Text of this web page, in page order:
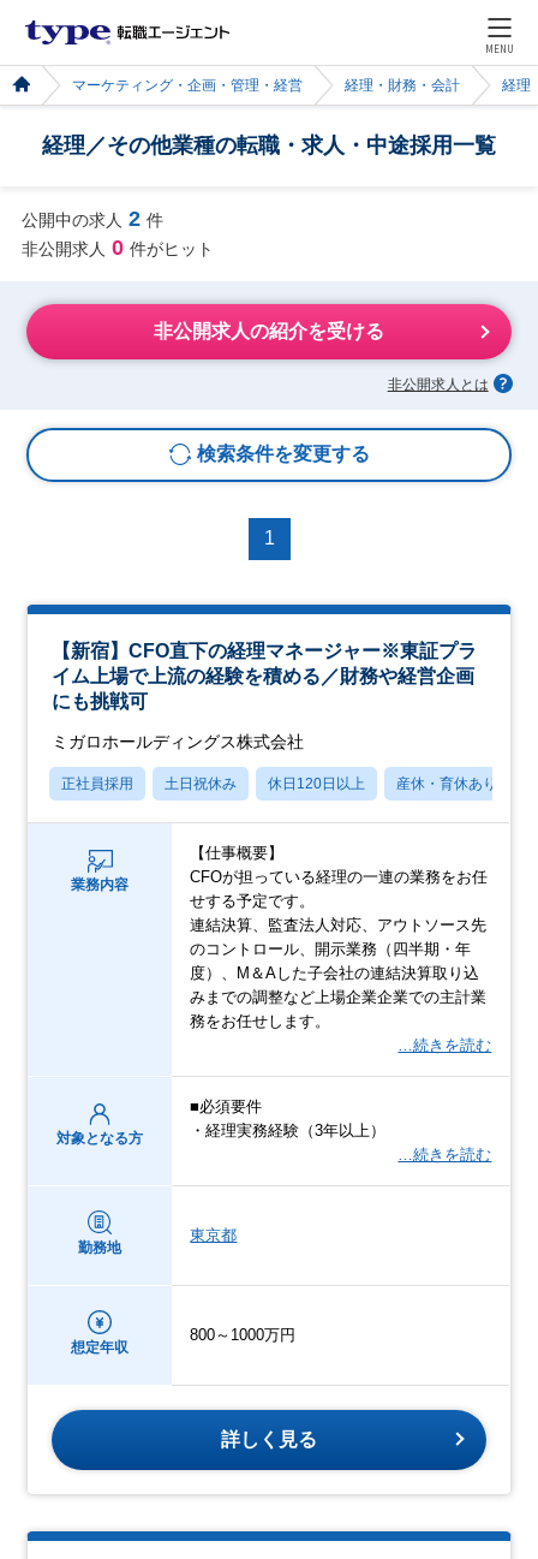
MENU
マーケティング・企画・管理・経営 経理・財務・会計 経理
経理／その他業種の転職・求人・中途採用一覧
公開中の求人 2 件
非公開求人 0 件がヒット
非公開求人の紹介を受ける
非公開求人とは
検索条件を変更する
1
【新宿】CFO直下の経理マネージャー※東証プラ
イム上場で上流の経験を積める／財務や経営企画
にも挑戦可
ミガロホールディングス株式会社
正社員採用 土日祝休み 休日120日以上 産休・育休あり
業務内容
【仕事概要】
CFOが担っている経理の一連の業務をお任
せする予定です。
連結決算、監査法人対応、アウトソース先
のコントロール、開示業務（四半期・年
度）、M＆Aした子会社の連結決算取り込
みまでの調整など上場企業企業での主計業
務をお任せします。
…続きを読む
対象となる方
■必須要件
・経理実務経験（3年以上）
…続きを読む
勤務地
東京都
想定年収
800～1000万円
詳しく見る